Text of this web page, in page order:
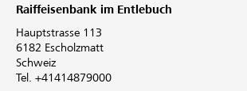
Raiffeisenbank im Entlebuch
Hauptstrasse 113
6182 Escholzmatt
Schweiz
Tel. +41414879000